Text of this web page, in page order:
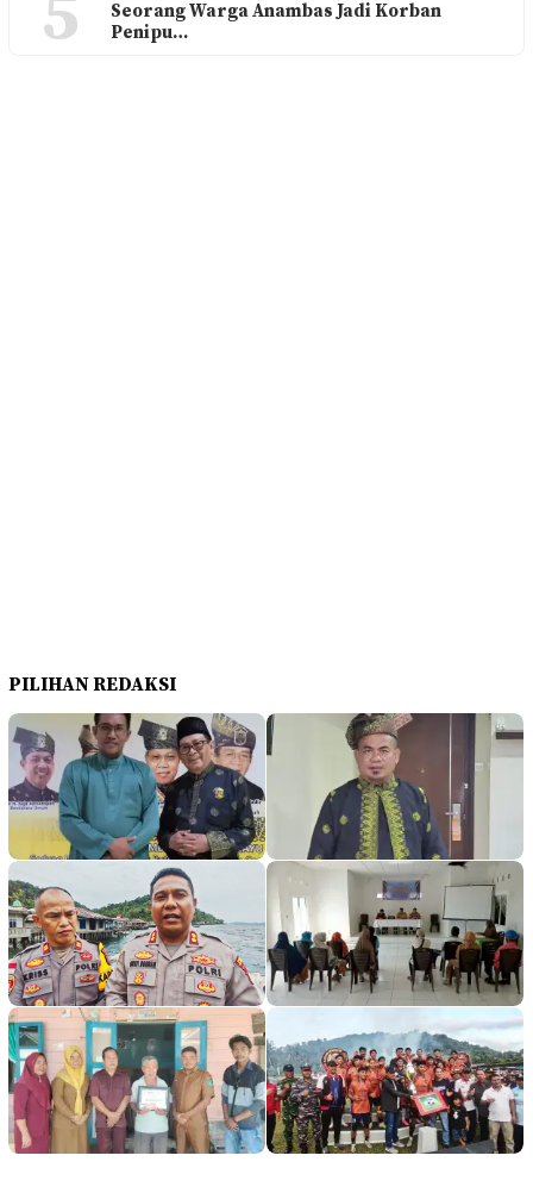
Seorang Warga Anambas Jadi Korban
Penipu…
PILIHAN REDAKSI